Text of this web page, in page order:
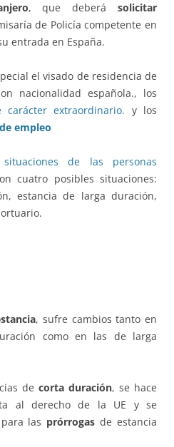
, que deberásolicitar
de Policía competente en
entrada en España.
el visado de residencia de
nacionalidad española., los
extraordinario. y los
empleo
de las personas
cuatro posibles situaciones:
estancia de larga duración,
, sufre cambios tanto en
como en las de larga
de corta duración, se hace
al derecho de la UE y se
las prórrogas de estancia